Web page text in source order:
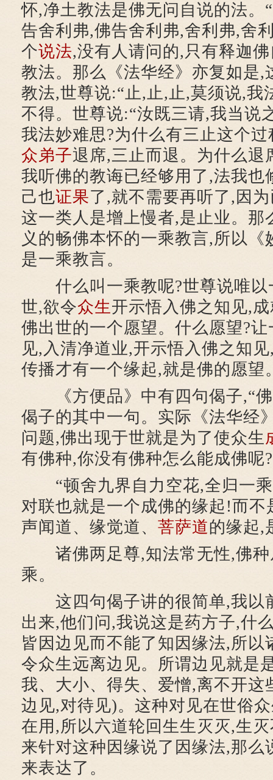
怀,净土教法是佛无问自说的法。“
告舍利弗,佛告舍利弗,舍利弗,舍
个说法,没有人请问的,只有释迦
教法。那么《法华经》亦复如是,
教法,世尊说:“止,止,止,莫须说,我
不得。世尊说:“汝既三请,我当说
我法妙难思?为什么有三止这个
众弟子退席,三止而退。为什么退
我听佛的教诲已经够用了,法我也
己也证果了,就不需要再听了,因
这一类人是增上慢者,是止业。那
义的畅佛本怀的一乘教言,所以《
是一乘教言。
什么叫一乘教呢?世尊说唯以
世,欲令众生开示悟入佛之知见,
佛出世的一个愿望。什么愿望?
见,入清净道业,开示悟入佛之知
传播才有一个缘起,就是佛的愿望
《方便品》中有四句偈子,“佛
偈子的其中一句。实际《法华经
问题,佛出现于世就是为了使众生
有佛种,你没有佛种怎么能成佛呢
“顿舍九界自力空花,全归一乘
对联也就是一个成佛的缘起!而不
声闻道、缘觉道、 菩萨道的缘起,
诸佛两足尊,知法常无性,佛种
乘。
这四句偈子讲的很简单,我以
出来,他们问,我说这是药方子,什
皆因边见而不能了知因缘法,所以
令众生远离边见。所谓边见就是
我、大小、得失、爱憎,离不开这
边见,对待见)。这种对见在世俗
在用,所以六道轮回生生灭灭,生
来针对这种因缘说了因缘法,那么
来表达了。